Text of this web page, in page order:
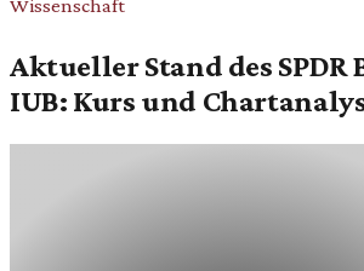
Wissenschaft
Aktueller Stand des SPDR
IUB: Kurs und